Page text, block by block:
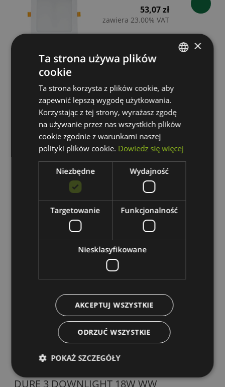
53,07 zł
zawiera 23.00% VAT
DURE 3 DOWNLIGHT 18W CW
230V 110st IP54 IK06 170x170x34
BIAŁY kwadratowa zasilacz
zintegrowany
Dostępność:
Wysyłka w:
53,07 zł
zawiera 23.00% VAT
DURE 3 DOWNLIGHT 18W NW
230V 110st IP54 IK06 170x170x34
BIAŁY kwadratowa zasilacz
Wysyłka w:
53,07 zł
zawiera 23.00% VAT
DURE 3 DOWNLIGHT 18W WW
GERMAN
×
Ta strona używa plików
cookie
Ta strona korzysta z plików cookie, aby
zapewnić lepszą wygodę użytkowania.
Korzystając z tej strony, wyrażasz zgodę
na używanie przez nas wszystkich plików
cookie zgodnie z warunkami naszej
polityki plików cookie. Dowiedz się więcej
Niezbędne Wydajność
Targetowanie Funkcjonalność
Niesklasyfikowane
AKCEPTUJ WSZYSTKIE
ODRZUĆ WSZYSTKIE
POKAŻ SZCZEGÓŁY